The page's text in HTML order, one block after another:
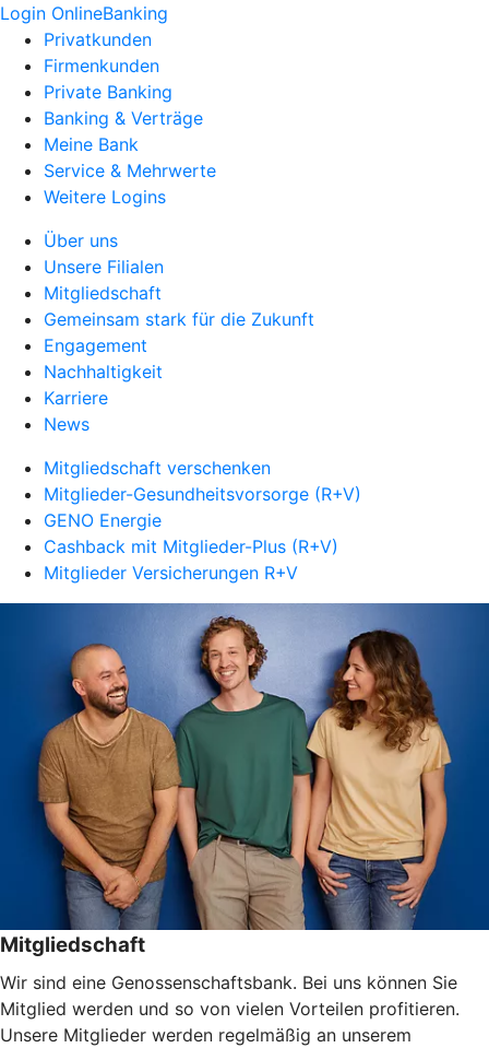
Login OnlineBanking
Privatkunden
Firmenkunden
Private Banking
Banking & Verträge
Meine Bank
Service & Mehrwerte
Weitere Logins
Über uns
Unsere Filialen
Mitgliedschaft
Gemeinsam stark für die Zukunft
Engagement
Nachhaltigkeit
Karriere
News
Mitgliedschaft verschenken
Mitglieder-Gesundheitsvorsorge (R+V)
GENO Energie
Cashback mit Mitglieder-Plus (R+V)
Mitglieder Versicherungen R+V
Mitgliedschaft
Wir sind eine Genossenschaftsbank. Bei uns können Sie
Mitglied werden und so von vielen Vorteilen profitieren.
Unsere Mitglieder werden regelmäßig an unserem